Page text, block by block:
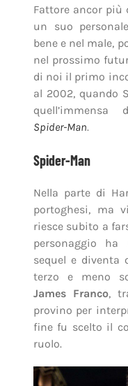
Fattore ancor più
un suo
bene e nel male,
nel prossimo
di noi il primo
al 2002, quando
quell’immensa
Spider-Man.
Spider-Man
Nella parte di
portoghesi, ma
riesce subito a
personaggio
sequel e diventa
terzo e meno
James Franco,
provino per
fine fu scelto il
ruolo.